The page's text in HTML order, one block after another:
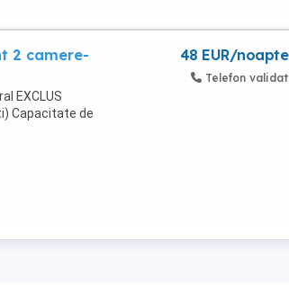
2 camere-
EXCLUS
Capacitate de
48 EUR/noapte
Telefon validat